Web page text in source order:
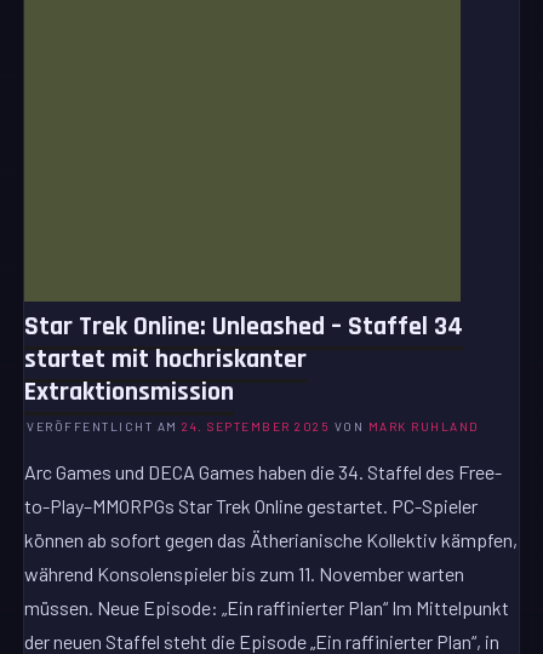
Star Trek Online: Unleashed – Staffel 34
startet mit hochriskanter
Extraktionsmission
VERÖFFENTLICHT AM24. SEPTEMBER 2025 VON MARK RUHLAND
Arc Games und DECA Games haben die 34. Staffel des Free-
to-Play–MMORPGs Star Trek Online gestartet. PC-Spieler
können ab sofort gegen das Ätherianische Kollektiv kämpfen,
während Konsolenspieler bis zum 11. November warten
müssen. Neue Episode: „Ein raffinierter Plan“ Im Mittelpunkt
der neuen Staffel steht die Episode „Ein raffinierter Plan“, in